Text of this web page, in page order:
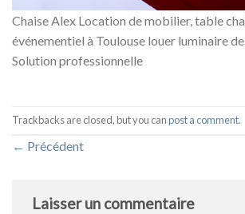
Chaise Alex Location de mobilier, table
événementiel à Toulouse louer luminaire
Solution professionnelle
Trackbacks are closed, but you canpost a comment.
← Précédent
Laisser un commentaire